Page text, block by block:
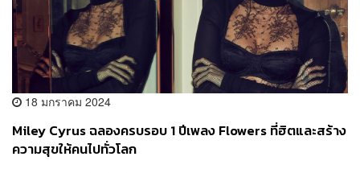
18 มกราคม 2024
Miley Cyrus ฉลองครบรอบ 1 ปีเพลง Flowers ที่ฮิตและสร้าง
ความสุขให้คนไปทั่วโลก